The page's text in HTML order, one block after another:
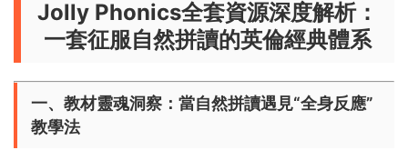
Jolly Phonics全套資源深度解析：
一套征服自然拼讀的英倫經典體系
一、教材靈魂洞察：當自然拼讀遇見“全身反應”
教學法